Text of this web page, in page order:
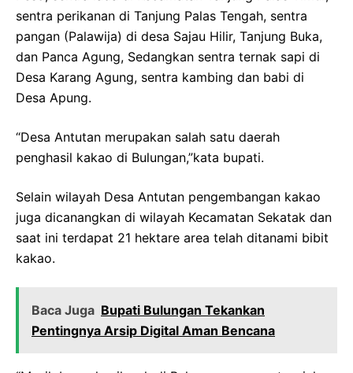
sentra perikanan di Tanjung Palas Tengah, sentra
pangan (Palawija) di desa Sajau Hilir, Tanjung Buka,
dan Panca Agung, Sedangkan sentra ternak sapi di
Desa Karang Agung, sentra kambing dan babi di
Desa Apung.
“Desa Antutan merupakan salah satu daerah
penghasil kakao di Bulungan,”kata bupati.
Selain wilayah Desa Antutan pengembangan kakao
juga dicanangkan di wilayah Kecamatan Sekatak dan
saat ini terdapat 21 hektare area telah ditanami bibit
kakao.
Baca Juga Bupati Bulungan Tekankan
Pentingnya Arsip Digital Aman Bencana